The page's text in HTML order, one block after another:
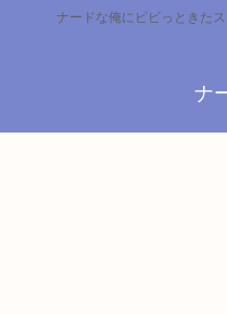
ナードな俺にビビっときた
ナ